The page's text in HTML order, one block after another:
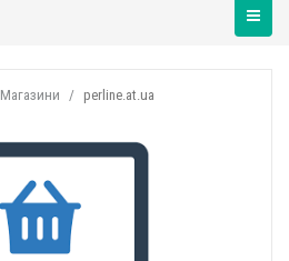
Магазини perline.at.ua